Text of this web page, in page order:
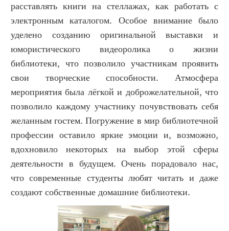
расставлять книги на стеллажах, как работать с
электронным каталогом. Особое внимание было
уделено созданию оригинальной выставки и
юмористического видеоролика о жизни
библиотеки, что позволило участникам проявить
свои творческие способности. Атмосфера
мероприятия была лёгкой и доброжелательной, что
позволило каждому участнику почувствовать себя
желанным гостем. Погружение в мир библиотечной
профессии оставило яркие эмоции и, возможно,
вдохновило некоторых на выбор этой сферы
деятельности в будущем. Очень порадовало нас,
что современные студенты любят читать и даже
создают собственные домашние библиотеки.